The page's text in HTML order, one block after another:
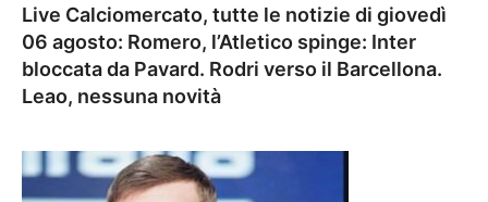
Live Calciomercato, tutte le notizie di giovedì
06 agosto: Romero, l’Atletico spinge: Inter
bloccata da Pavard. Rodri verso il Barcellona.
Leao, nessuna novità